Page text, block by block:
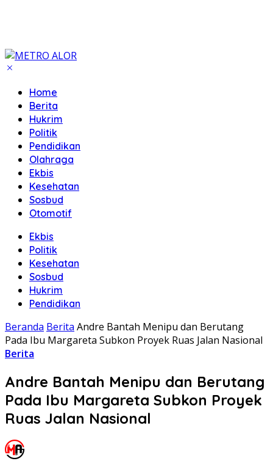
Home
Berita
Hukrim
Politik
Pendidikan
Olahraga
Ekbis
Kesehatan
Sosbud
Otomotif
Ekbis
Politik
Kesehatan
Sosbud
Hukrim
Pendidikan
Beranda Berita Andre Bantah Menipu dan Berutang
Pada Ibu Margareta Subkon Proyek Ruas Jalan Nasional
Berita
Andre Bantah Menipu dan Berutang
Pada Ibu Margareta Subkon Proyek
Ruas Jalan Nasional